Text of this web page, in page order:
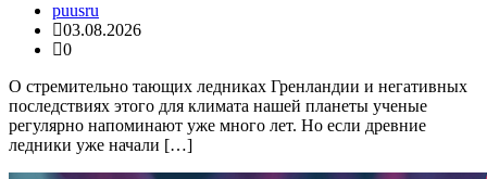
puusru
03.08.2026
0
О стремительно тающих ледниках Гренландии и негативных
последствиях этого для климата нашей планеты ученые
регулярно напоминают уже много лет. Но если древние
ледники уже начали […]